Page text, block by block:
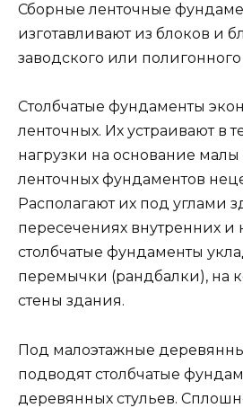
Сборные ленточные
изготавливают из блоков и
заводского или
Столбчатые фундаменты
ленточных. Их устраивают в
нагрузки на основание
ленточных фундаментов
Располагают их под углами
пересечениях внутренних и
столбчатые фундаменты
перемычки (рандбалки), на
стены здания.
Под малоэтажные
подводят столбчатые
деревянных стульев.